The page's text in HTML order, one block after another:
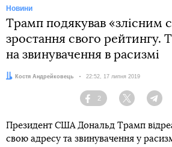
Новини
Трамп подякував «злісним
зростання свого рейтингу.
на звинувачення в расизмі
Автор:Костя Андрейковець Дата:
22:52, 17 липня 2019
Facebook
2
Twitter
Президент США Дональд Трамп
свою адресу та звинувачення у